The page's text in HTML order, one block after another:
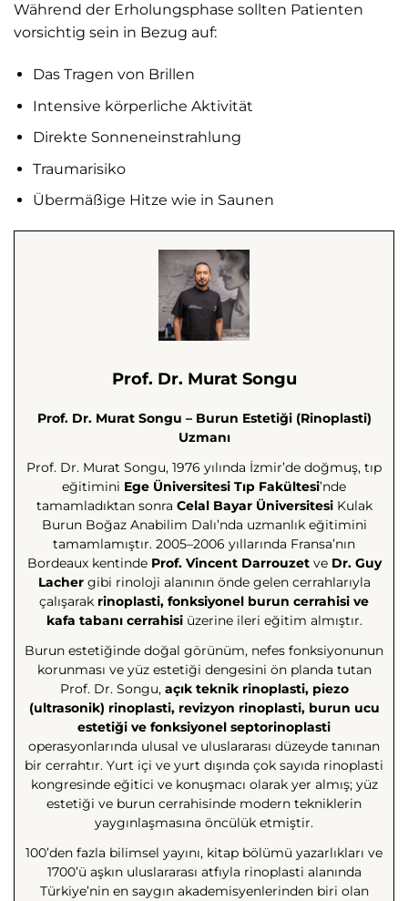
Während der Erholungsphase sollten Patienten
vorsichtig sein in Bezug auf:
Das Tragen von Brillen
Intensive körperliche Aktivität
Direkte Sonneneinstrahlung
Traumarisiko
Übermäßige Hitze wie in Saunen
Prof. Dr. Murat Songu
Prof. Dr. Murat Songu – Burun Estetiği (Rinoplasti)
Uzmanı
Prof. Dr. Murat Songu, 1976 yılında İzmir’de doğmuş, tıp
eğitimini Ege Üniversitesi Tıp Fakültesi’nde
tamamladıktan sonra Celal Bayar ÜniversitesiKulak
Burun Boğaz Anabilim Dalı’nda uzmanlık eğitimini
tamamlamıştır. 2005–2006 yıllarında Fransa’nın
Bordeaux kentinde Prof. Vincent Darrouzetve Dr. Guy
Lachergibi rinoloji alanının önde gelen cerrahlarıyla
çalışarak rinoplasti, fonksiyonel burun cerrahisi ve
kafa tabanı cerrahisiüzerine ileri eğitim almıştır.
Burun estetiğinde doğal görünüm, nefes fonksiyonunun
korunması ve yüz estetiği dengesini ön planda tutan
Prof. Dr. Songu,açık teknik rinoplasti, piezo
(ultrasonik) rinoplasti, revizyon rinoplasti, burun ucu
estetiği ve fonksiyonel septorinoplasti
operasyonlarında ulusal ve uluslararası düzeyde tanınan
bir cerrahtır. Yurt içi ve yurt dışında çok sayıda rinoplasti
kongresinde eğitici ve konuşmacı olarak yer almış; yüz
estetiği ve burun cerrahisinde modern tekniklerin
yaygınlaşmasına öncülük etmiştir.
100’den fazla bilimsel yayını, kitap bölümü yazarlıkları ve
1700’ü aşkın uluslararası atfıyla rinoplasti alanında
Türkiye’nin en saygın akademisyenlerinden biri olan